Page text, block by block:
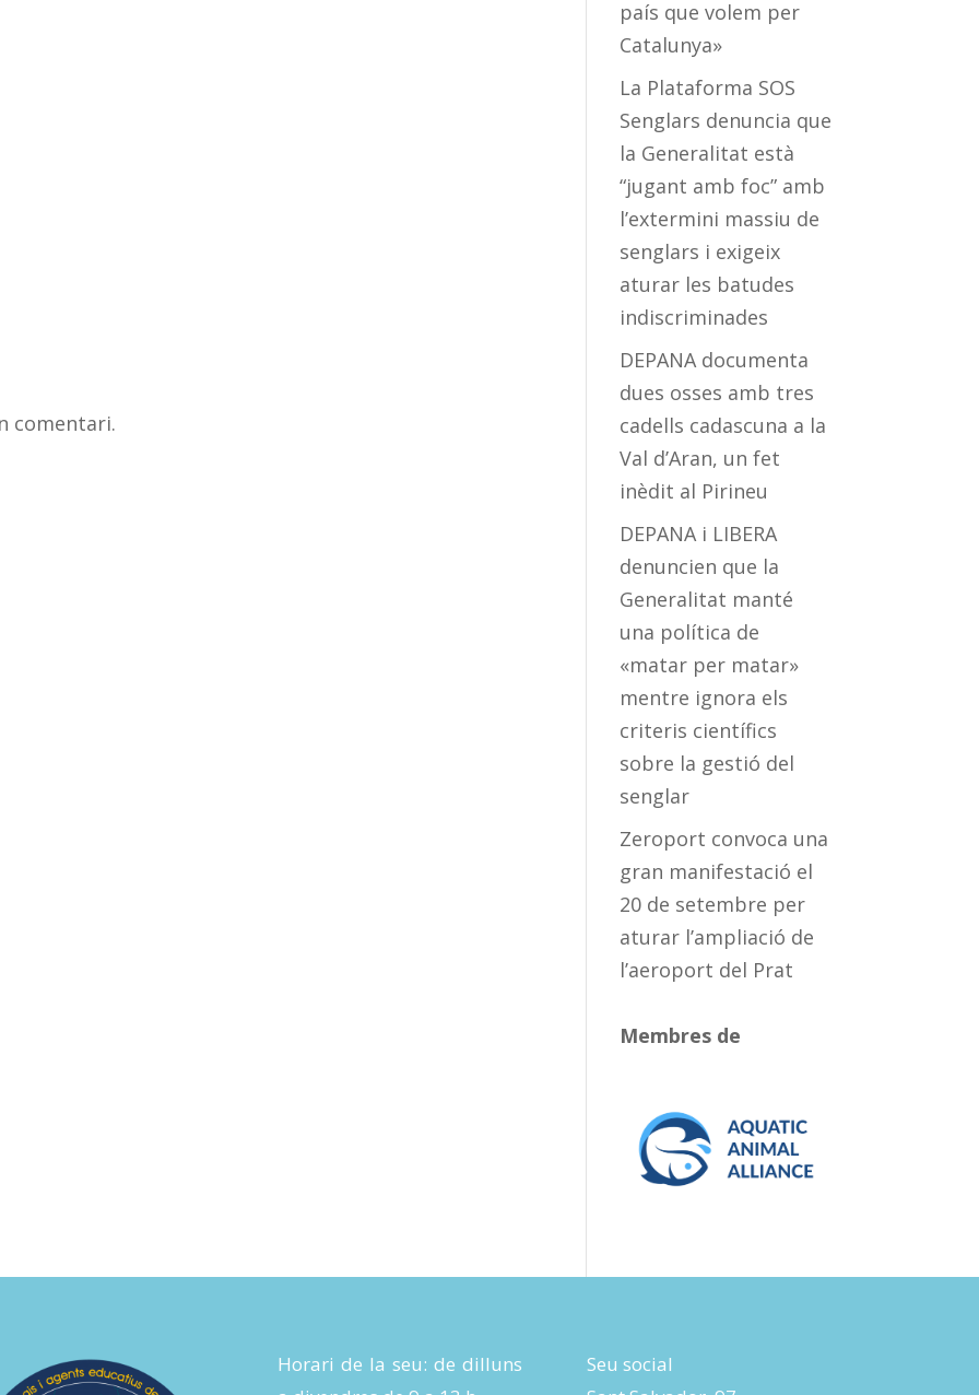
comentari.
país que volem per
Catalunya»
La Plataforma SOS
Senglars denuncia que
la Generalitat està
“jugant amb foc” amb
l’extermini massiu de
senglars i exigeix
aturar les batudes
indiscriminades
DEPANA documenta
dues osses amb tres
cadells cadascuna a la
Val d’Aran, un fet
inèdit al Pirineu
DEPANA i LIBERA
denuncien que la
Generalitat manté
una política de
«matar per matar»
mentre ignora els
criteris científics
sobre la gestió del
senglar
Zeroport convoca una
gran manifestació el
20 de setembre per
aturar l’ampliació de
l’aeroport del Prat
Membres de
Horari de la seu: de dilluns
Seu social